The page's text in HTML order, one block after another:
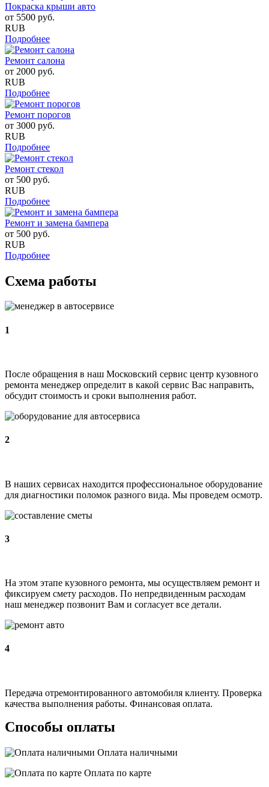
Покраска крыши авто
от 5500 руб.
RUB
Подробнее
Ремонт салона
от 2000 руб.
RUB
Подробнее
Ремонт порогов
от 3000 руб.
RUB
Подробнее
Ремонт стекол
от 500 руб.
RUB
Подробнее
Ремонт и замена бампера
от 500 руб.
RUB
Подробнее
Схема работы
1
После обращения в наш Московский сервис центр кузовного
ремонта менеджер определит в какой сервис Вас направить,
обсудит стоимость и сроки выполнения работ.
2
В наших сервисах находится профессиональное оборудование
для диагностики поломок разного вида. Мы проведем осмотр.
3
На этом этапе кузовного ремонта, мы осуществляем ремонт и
фиксируем смету расходов. По непредвиденным расходам
наш менеджер позвонит Вам и согласует все детали.
4
Передача отремонтированного автомобиля клиенту. Проверка
качества выполнения работы. Финансовая оплата.
Способы оплаты
Оплата наличными
Оплата по карте